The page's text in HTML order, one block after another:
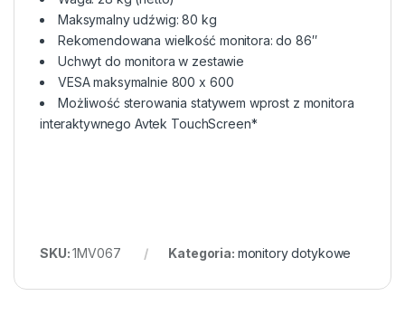
Maksymalny udźwig: 80 kg
Rekomendowana wielkość monitora: do 86″
Uchwyt do monitora w zestawie
VESA maksymalnie 800 x 600
Możliwość sterowania statywem wprost z monitora
interaktywnego Avtek TouchScreen*
SKU:1MV067 Kategoria: monitory dotykowe